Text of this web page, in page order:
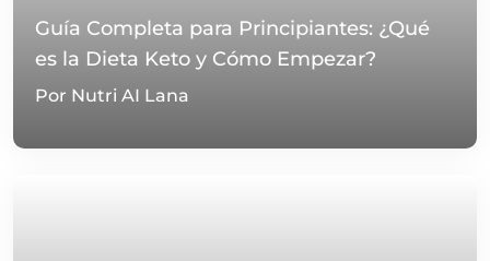
Guía Completa para Principiantes: ¿Qué
es la Dieta Keto y Cómo Empezar?
Por Nutri AI Lana